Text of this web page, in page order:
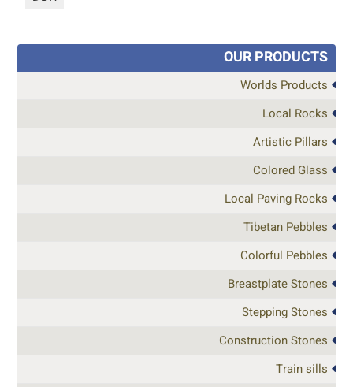
OUR PRODUCTS
Worlds Products
Local Rocks
Artistic Pillars
Colored Glass
Local Paving Rocks
Tibetan Pebbles
Colorful Pebbles
Breastplate Stones
Stepping Stones
Construction Stones
Train sills